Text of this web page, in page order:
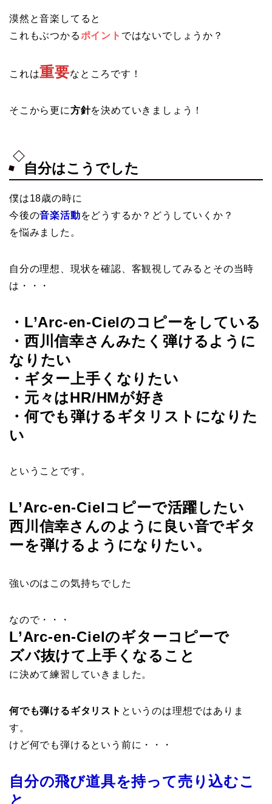
漠然と音楽してると
これもぶつかるポイント ではないでしょうか？
これは重要なところです！
そこから更に方針を決めていきましょう！
自分はこうでした
僕は18歳の時に
今後の音楽活動をどうするか？どうしていくか？
を悩みました。
自分の理想、現状を確認、客観視してみるとその当時
は・・・
・L’Arc-en-Cielのコピーをしている
・西川信幸さんみたく弾けるように
なりたい
・ギター上手くなりたい
・元々はHR/HMが好き
・何でも弾けるギタリストになりた
い
ということです。
L’Arc-en-Cielコピーで活躍したい
西川信幸さんのように良い音でギタ
ーを弾けるようになりたい。
強いのはこの気持ちでした
なので・・・
L’Arc-en-Cielのギターコピーで
ズバ抜けて上手くなること
に決めて練習していきました。
何でも弾けるギタリスト というのは理想ではありま
す。
けど何でも弾けるという前に・・・
自分の飛び道具を持って売り込むこ
と